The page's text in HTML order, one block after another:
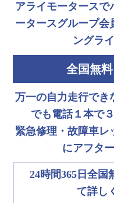
アライモータースで
ータースグループ会
ングラ
全国無
万一の自力走行でき
でも電話１本で
緊急修理・故障車レ
にアフタ
24時間365日全国
て詳し